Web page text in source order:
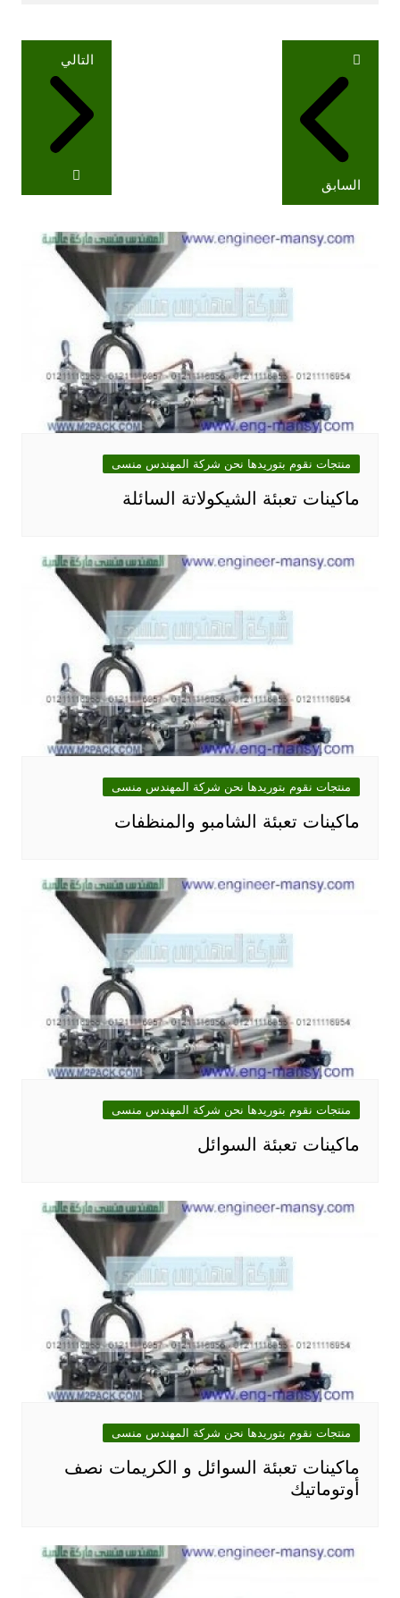
تصفّح
المقالات
السابق
التالي
منتجات نقوم بتوريدها نحن شركة المهندس منسى
ماكينات تعبئة الشيكولاتة السائلة
منتجات نقوم بتوريدها نحن شركة المهندس منسى
ماكينات تعبئة الشامبو والمنظفات
منتجات نقوم بتوريدها نحن شركة المهندس منسى
ماكينات تعبئة السوائل
منتجات نقوم بتوريدها نحن شركة المهندس منسى
ماكينات تعبئة السوائل و الكريمات نصف
أوتوماتيك